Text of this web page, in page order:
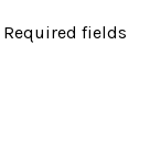
Required fields